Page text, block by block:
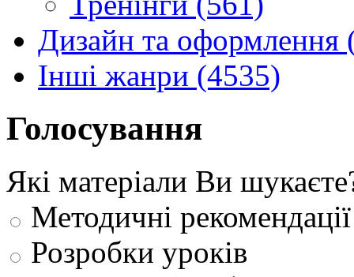
Дизайн та оформлення
Інші жанри (4535)
Голосування
Які матеріали Ви
Методичні рекомендації
Розробки уроків